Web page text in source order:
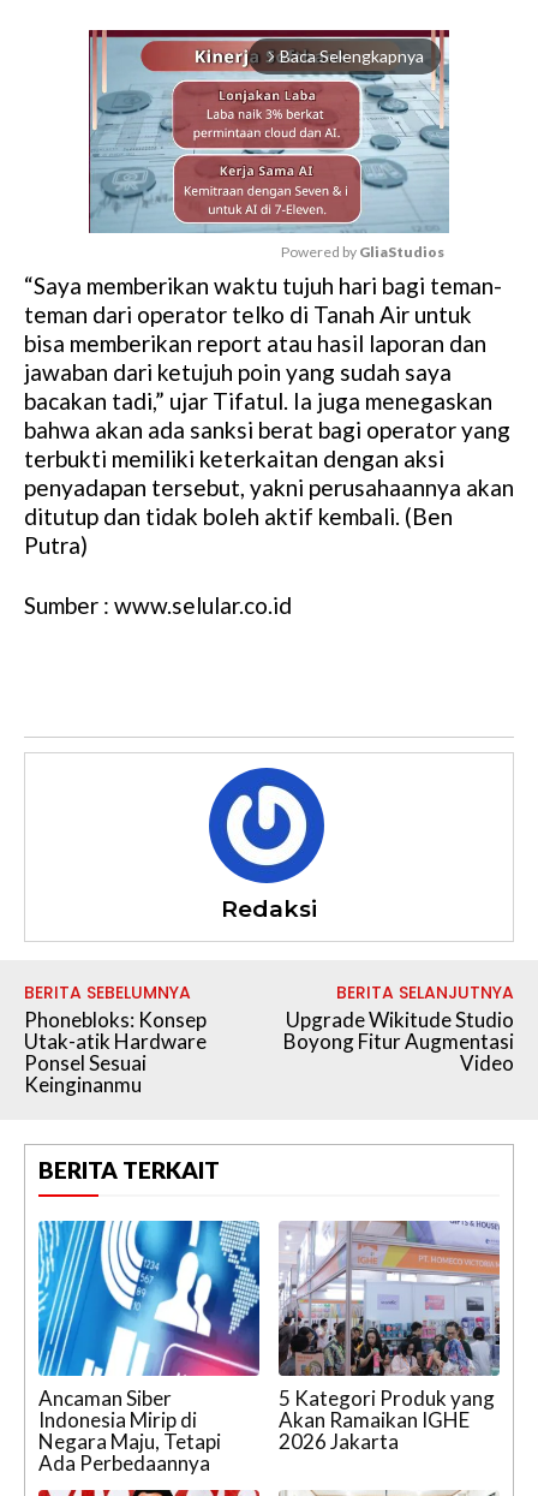
arrow_forward_ios Baca Selengkapnya
M
u
e
Powered by GliaStudios
“Saya memberikan waktu tujuh hari bagi teman-
teman dari operator telko di Tanah Air untuk
bisa memberikan report atau hasil laporan dan
jawaban dari ketujuh poin yang sudah saya
bacakan tadi,” ujar Tifatul. Ia juga menegaskan
bahwa akan ada sanksi berat bagi operator yang
terbukti memiliki keterkaitan dengan aksi
penyadapan tersebut, yakni perusahaannya akan
ditutup dan tidak boleh aktif kembali. (Ben
Putra)
Sumber : www.selular.co.id
Redaksi
BERITA SEBELUMNYA
Phonebloks: Konsep
Utak-atik Hardware
Ponsel Sesuai
Keinginanmu
BERITA SELANJUTNYA
Upgrade Wikitude Studio
Boyong Fitur Augmentasi
Video
BERITA TERKAIT
Ancaman Siber
Indonesia Mirip di
Negara Maju, Tetapi
Ada Perbedaannya
5 Kategori Produk yang
Akan Ramaikan IGHE
2026 Jakarta